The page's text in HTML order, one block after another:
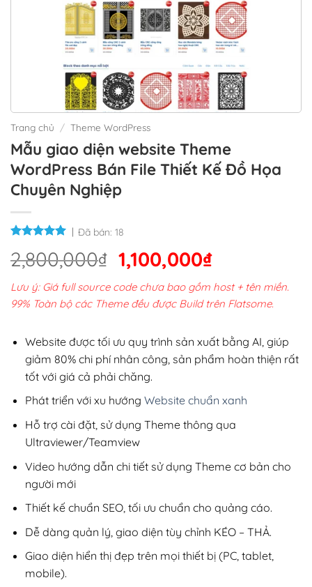
Trang chủ / Theme WordPress
Mẫu giao diện website Theme
WordPress Bán File Thiết Kế Đồ Họa
Chuyên Nghiệp
Đã bán: 18
2,800,000₫ Giá
gốc
là:
2,800,000₫.
1,100,000₫Giá
hiện
tại
1,100,000₫.
Lưu ý: Giá full source code chưa bao gồm host + tên miền.
99% Toàn bộ các Theme đều được Build trên Flatsome.
Website được tối ưu quy trình sản xuất bằng AI, giúp
giảm 80% chi phí nhân công, sản phẩm hoàn thiện rất
tốt với giá cả phải chăng.
Phát triển với xu hướng Website chuẩn xanh
Hỗ trợ cài đặt, sử dụng Theme thông qua
Ultraviewer/Teamview
Video hướng dẫn chi tiết sử dụng Theme cơ bản cho
người mới
Thiết kế chuẩn SEO, tối ưu chuẩn cho quảng cáo.
Dễ dàng quản lý, giao diện tùy chỉnh KÉO – THẢ.
Giao diện hiển thị đẹp trên mọi thiết bị (PC, tablet,
mobile).